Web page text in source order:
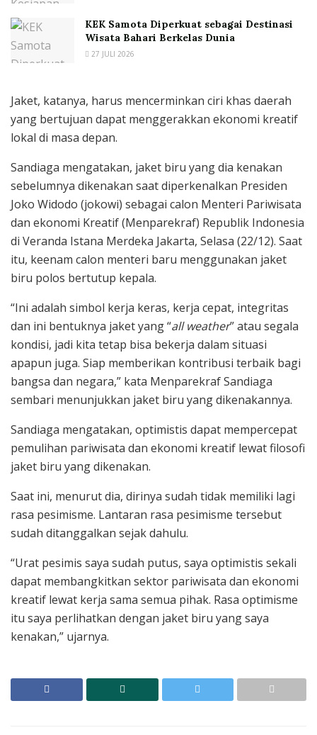
KEK Samota Diperkuat sebagai Destinasi
Wisata Bahari Berkelas Dunia
27 JULI 2026
Jaket, katanya, harus mencerminkan ciri khas daerah
yang bertujuan dapat menggerakkan ekonomi kreatif
lokal di masa depan.
Sandiaga mengatakan, jaket biru yang dia kenakan
sebelumnya dikenakan saat diperkenalkan Presiden
Joko Widodo (jokowi) sebagai calon Menteri Pariwisata
dan ekonomi Kreatif (Menparekraf) Republik Indonesia
di Veranda Istana Merdeka Jakarta, Selasa (22/12). Saat
itu, keenam calon menteri baru menggunakan jaket
biru polos bertutup kepala.
“Ini adalah simbol kerja keras, kerja cepat, integritas
dan ini bentuknya jaket yang “all weather” atau segala
kondisi, jadi kita tetap bisa bekerja dalam situasi
apapun juga. Siap memberikan kontribusi terbaik bagi
bangsa dan negara,” kata Menparekraf Sandiaga
sembari menunjukkan jaket biru yang dikenakannya.
Sandiaga mengatakan, optimistis dapat mempercepat
pemulihan pariwisata dan ekonomi kreatif lewat filosofi
jaket biru yang dikenakan.
Saat ini, menurut dia, dirinya sudah tidak memiliki lagi
rasa pesimisme. Lantaran rasa pesimisme tersebut
sudah ditanggalkan sejak dahulu.
“Urat pesimis saya sudah putus, saya optimistis sekali
dapat membangkitkan sektor pariwisata dan ekonomi
kreatif lewat kerja sama semua pihak. Rasa optimisme
itu saya perlihatkan dengan jaket biru yang saya
kenakan,” ujarnya.